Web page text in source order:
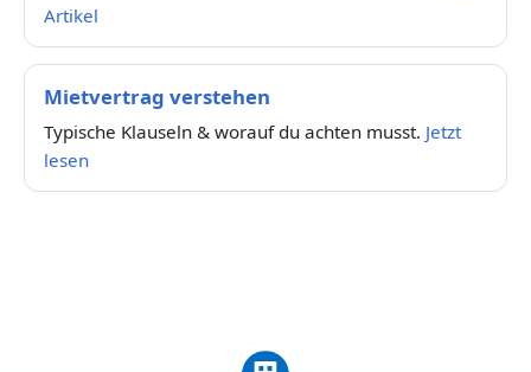
Artikel
Mietvertrag verstehen
Typische Klauseln & worauf du achten musst. Jetzt
lesen